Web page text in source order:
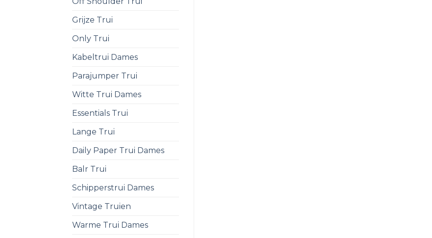
Grijze Trui
Only Trui
Kabeltrui Dames
Parajumper Trui
Witte Trui Dames
Essentials Trui
Lange Trui
Daily Paper Trui Dames
Balr Trui
Schipperstrui Dames
Vintage Truien
Warme Trui Dames